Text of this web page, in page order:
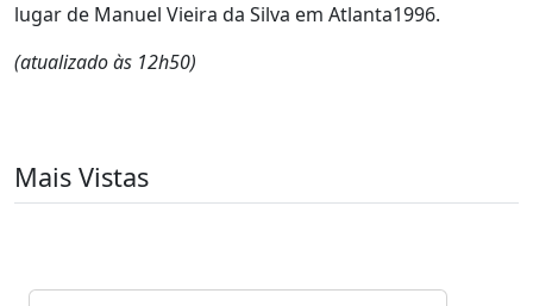
lugar de Manuel Vieira da Silva em Atlanta1996.
(atualizado às 12h50)
Mais Vistas